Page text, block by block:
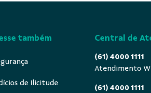
também
de Ilicitude
Central de
(61) 4000 1111
Atendimento
(61) 4000 1111